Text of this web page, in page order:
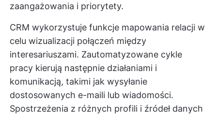
zaangażowania i priorytety.
CRM wykorzystuje funkcje mapowania relacji w
celu wizualizacji połączeń między
interesariuszami. Zautomatyzowane cykle
pracy kierują następnie działaniami i
komunikacją, takimi jak wysyłanie
dostosowanych e-maili lub wiadomości.
Spostrzeżenia z różnych profili i źródeł danych